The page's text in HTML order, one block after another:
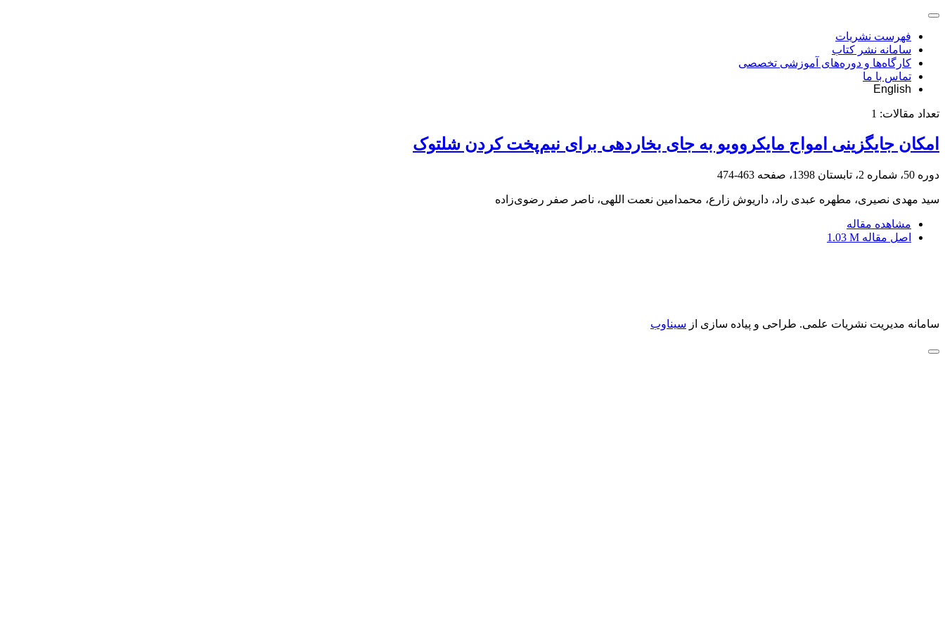
فهرست نشریات
سامانه نشر کتاب
کارگاه‌ها و دوره‌های آموزشی تخصصی
تماس با ما
English
تعداد مقالات: 1
امکان جایگزینی امواج مایکروویو به جای بخاردهی برای نیم‌پخت کردن شلتوک
دوره 50، شماره 2، تابستان 1398، صفحه 463-474
سید مهدی نصیری، مطهره عبدی راد، داریوش زارع، محمدامین نعمت اللهی، ناصر صفر رضوی‌زاده
مشاهده مقاله
اصل مقاله 1.03 M
سامانه مدیریت نشریات علمی. طراحی و پیاده سازی از سیناوب